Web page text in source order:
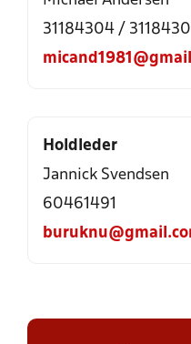
31184304 /
Holdleder
Jannick Svendsen
60461491